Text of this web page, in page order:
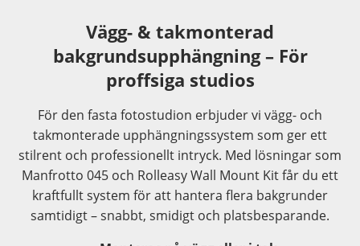
Vägg- & takmonterad
bakgrundsupphängning – För
proffsiga studios
För den fasta fotostudion erbjuder vi vägg- och
takmonterade upphängningssystem som ger ett
stilrent och professionellt intryck. Med lösningar som
Manfrotto 045 och Rolleasy Wall Mount Kit får du ett
kraftfullt system för att hantera flera bakgrunder
samtidigt – snabbt, smidigt och platsbesparande.